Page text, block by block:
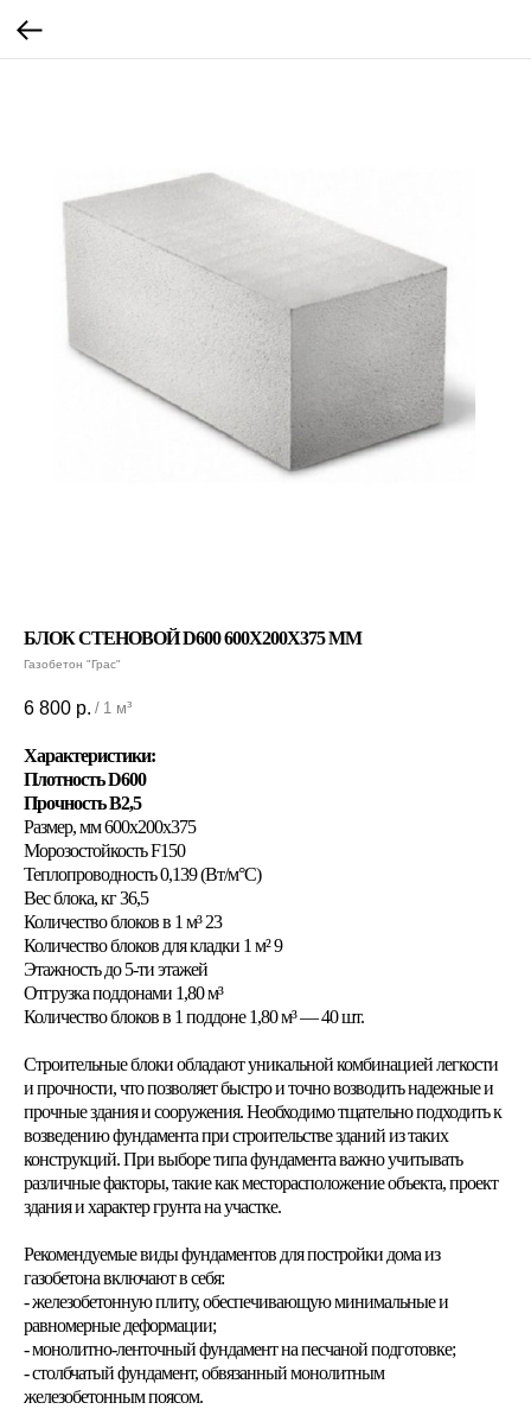
БЛОК СТЕНОВОЙ D600 600X200X375 ММ
Газобетон "Грас"
6 800 р. / 1 м³
Характеристики:
Плотность D600
Прочность B2,5
Размер, мм 600x200x375
Морозостойкость F150
Теплопроводность 0,139 (Вт/м°С)
Вес блока, кг 36,5
Количество блоков в 1 м³ 23
Количество блоков для кладки 1 м² 9
Этажность до 5-ти этажей
Отгрузка поддонами 1,80 м³
Количество блоков в 1 поддоне 1,80 м³ — 40 шт.
Строительные блоки обладают уникальной комбинацией легкости
и прочности, что позволяет быстро и точно возводить надежные и
прочные здания и сооружения. Необходимо тщательно подходить к
возведению фундамента при строительстве зданий из таких
конструкций. При выборе типа фундамента важно учитывать
различные факторы, такие как месторасположение объекта, проект
здания и характер грунта на участке.
Рекомендуемые виды фундаментов для постройки дома из
газобетона включают в себя:
- железобетонную плиту, обеспечивающую минимальные и
равномерные деформации;
- монолитно-ленточный фундамент на песчаной подготовке;
- столбчатый фундамент, обвязанный монолитным
железобетонным поясом.